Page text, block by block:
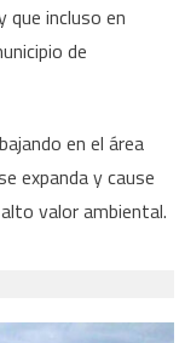
incluso en
de
en el área
expanda y cause
valor ambiental.